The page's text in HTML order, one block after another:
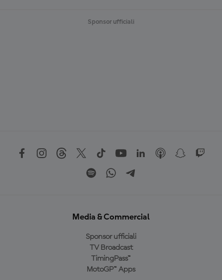
Sponsor ufficiali
Media & Commercial
Sponsor ufficiali
TV Broadcast
TimingPass™
MotoGP™ Apps